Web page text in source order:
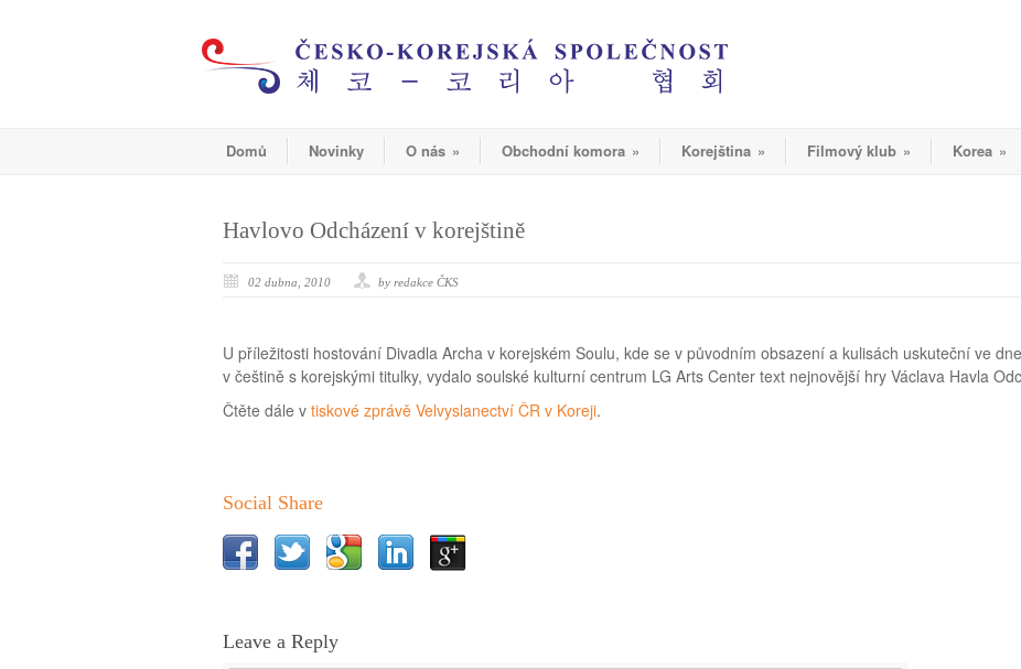
Domů Novinky O nás » Obchodní komora » Korejština » Filmový klub » Korea »
Havlovo Odcházení v korejštině
02 dubna, 2010 by redakce ČKS
U příležitosti hostování Divadla Archa v korejském Soulu, kde se v původním obsazení a kulisách uskuteční ve
v češtině s korejskými titulky, vydalo soulské kulturní centrum LG Arts Center text nejnovější hry Václava Havla
Čtěte dále v tiskové zprávě Velvyslanectví ČR v Koreji.
Social Share
Leave a Reply